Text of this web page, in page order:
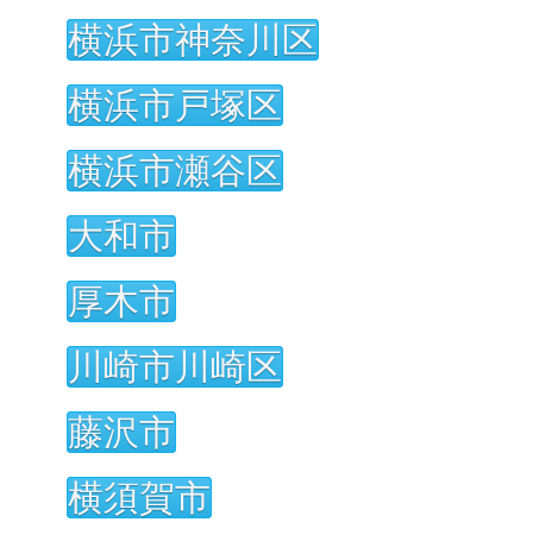
横浜市神奈川区
横浜市戸塚区
横浜市瀬谷区
大和市
厚木市
川崎市川崎区
藤沢市
横須賀市